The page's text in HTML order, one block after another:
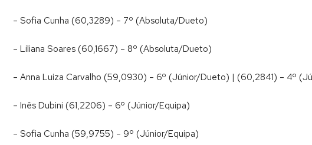
– Sofia Cunha (60,3289) – 7º (Absoluta/Dueto)
– Liliana Soares (60,1667) – 8º (Absoluta/Dueto)
– Anna Luiza Carvalho (59,0930) – 6º (Júnior/Dueto) | (60,2841) – 4º
– Inês Dubini (61,2206) – 6º (Júnior/Equipa)
– Sofia Cunha (59,9755) – 9º (Júnior/Equipa)